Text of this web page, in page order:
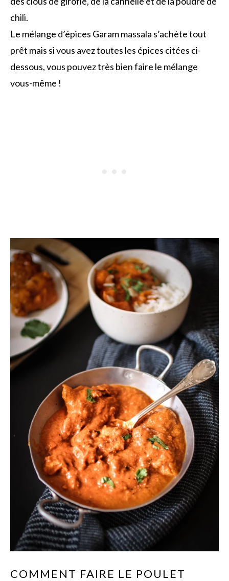
chili.
Le mélange d’épices Garam massala s’achète tout
prêt mais si vous avez toutes les épices citées ci-
dessous, vous pouvez très bien faire le mélange
vous-même !
COMMENT FAIRE LE POULET